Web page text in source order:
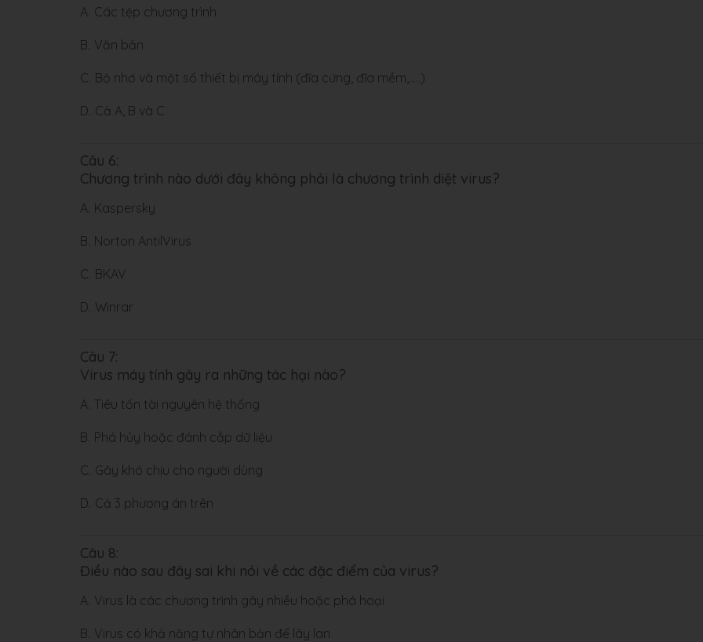
A. Các tệp chương trình
B. Văn bản
C. Bộ nhớ và một số thiết bị máy tính (đĩa cứng, đĩa mềm,…..)
D. Cả A, B và C
Câu 6:
Chương trình nào dưới đây không phải là chương trình diệt virus?
A. Kaspersky
B. Norton AntilVirus
C. BKAV
D. Winrar
Câu 7:
Virus máy tính gây ra những tác hại nào?
A. Tiêu tốn tài nguyên hệ thống
B. Phá hủy hoặc đánh cắp dữ liệu
C. Gây khó chịu cho người dùng
D. Cả 3 phương án trên
Câu 8:
Điều nào sau đây sai khi nói về các đặc điểm của virus?
A. Virus là các chương trình gây nhiều hoặc phá hoại
B. Virus có khả năng tự nhân bản để lây lan